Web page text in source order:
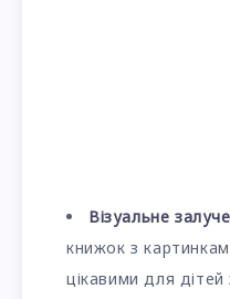
Візуальне
книжок з
цікавими для